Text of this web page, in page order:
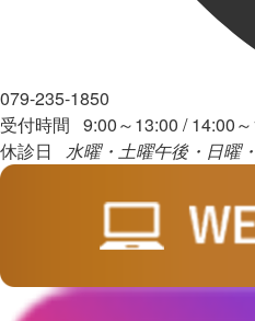
079-235-1850
受付時間 9:00～13:00 / 14:00～
休診日 水曜・土曜午後・日曜